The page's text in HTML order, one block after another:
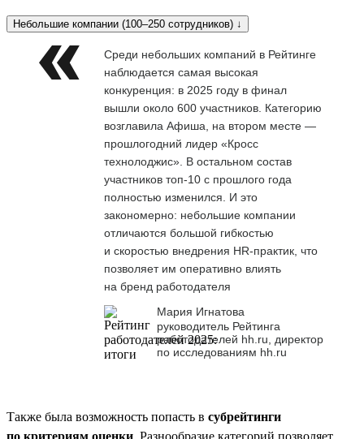
Небольшие компании (100–250 сотрудников) ↓
Среди небольших компаний в Рейтинге
наблюдается самая высокая
конкуренция: в 2025 году в финал
вышли около 600 участников. Категорию
возглавила Афиша, на втором месте —
прошлогодний лидер «Кросс
технолоджис». В остальном состав
участников топ-10 с прошлого года
полностью изменился. И это
закономерно: небольшие компании
отличаются большой гибкостью
и скоростью внедрения HR-практик, что
позволяет им оперативно влиять
на бренд работодателя
Мария Игнатова
руководитель Рейтинга
работодателей hh.ru, директор
по исследованиям hh.ru
Также была возможность попасть в субрейтинги
по критериям оценки . Разнообразие категорий позволяет